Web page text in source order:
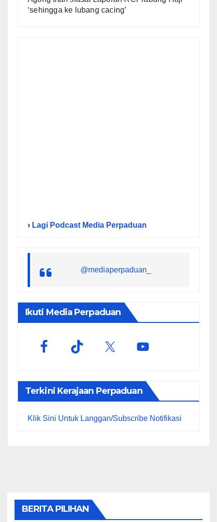
‘sehingga ke lubang cacing’
› Lagi Podcast Media Perpaduan
@mediaperpaduan_
Ikuti Media Perpaduan
Terkini Kerajaan Perpaduan
Klik Sini Untuk Langgan/Subscribe Notifikasi
BERITA PILIHAN